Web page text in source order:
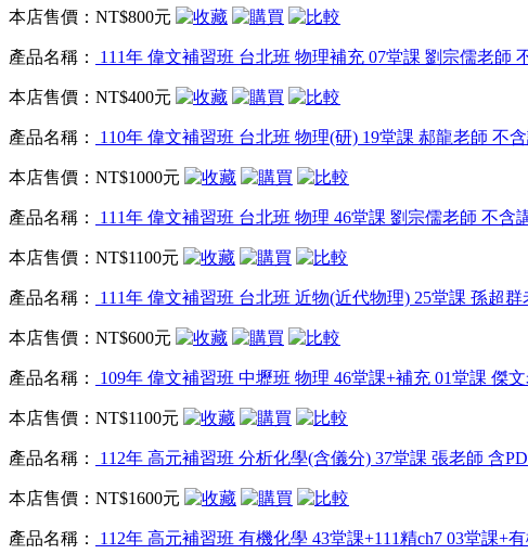
本店售價： NT$800元
產品名稱： 111年 偉文補習班 台北班 物理補充 07堂課 劉宗儒老
本店售價： NT$400元
產品名稱： 110年 偉文補習班 台北班 物理(研) 19堂課 郝龍老師 不
本店售價： NT$1000元
產品名稱： 111年 偉文補習班 台北班 物理 46堂課 劉宗儒老師 不
本店售價： NT$1100元
產品名稱： 111年 偉文補習班 台北班 近物(近代物理) 25堂課 孫超
本店售價： NT$600元
產品名稱： 109年 偉文補習班 中壢班 物理 46堂課+補充 01堂課 傑
本店售價： NT$1100元
產品名稱： 112年 高元補習班 分析化學(含儀分) 37堂課 張老師 含
本店售價： NT$1600元
產品名稱： 112年 高元補習班 有機化學 43堂課+111精ch7 03堂課